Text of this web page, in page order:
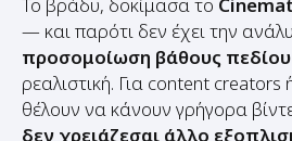
προσομοίωση βάθους πεδίου
ρεαλιστική. Για content creators
θέλουν να κάνουν γρήγορα
δεν χρειάζεσαι άλλο